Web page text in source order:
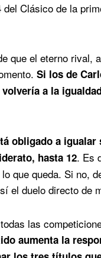
Clásico de la
que el eterno rival,
Si los de
a la
obligado a
hasta 12. Es
que queda. Si no,
el duelo directo de
las
aumenta la